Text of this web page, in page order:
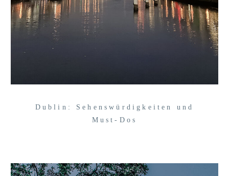
Dublin: Sehenswürdigkeiten und
Must-Dos